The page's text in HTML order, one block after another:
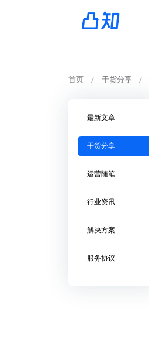
首页 干货分享
最新文章
干货分享
运营随笔
行业资讯
解决方案
服务协议